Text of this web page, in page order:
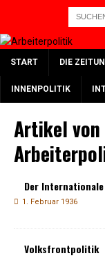
START DIE
INNENPOLITIK
Artikel von
Der
1. Februar 1936
Volksfrontpolitik